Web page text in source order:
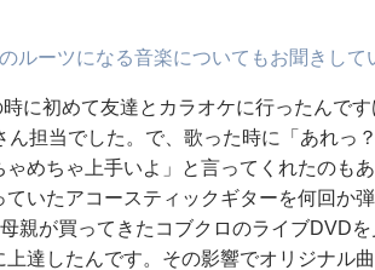
ルーツになる音楽についてもお聞きして
に初めて友達とカラオケに行ったんで
ん担当でした。で、歌った時に「あれっ
ゃめちゃ上手いよ」と言ってくれたのも
ていたアコースティックギターを何回か
親が買ってきたコブクロのライブDVD
上達したんです。その影響でオリジナル